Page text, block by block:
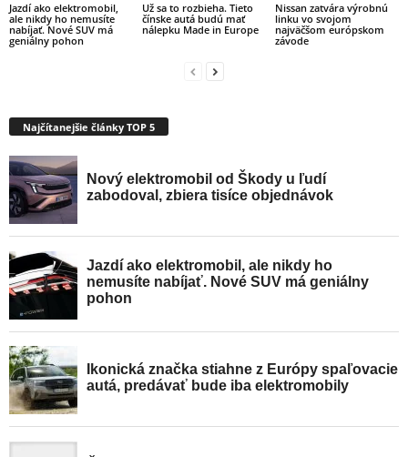
Jazdí ako elektromobil,
ale nikdy ho nemusíte
nabíjať. Nové SUV má
geniálny pohon
Už sa to rozbieha. Tieto
čínske autá budú mať
nálepku Made in Europe
Nissan zatvára výrobnú
linku vo svojom
najväčšom európskom
závode
Najčítanejšie články TOP 5